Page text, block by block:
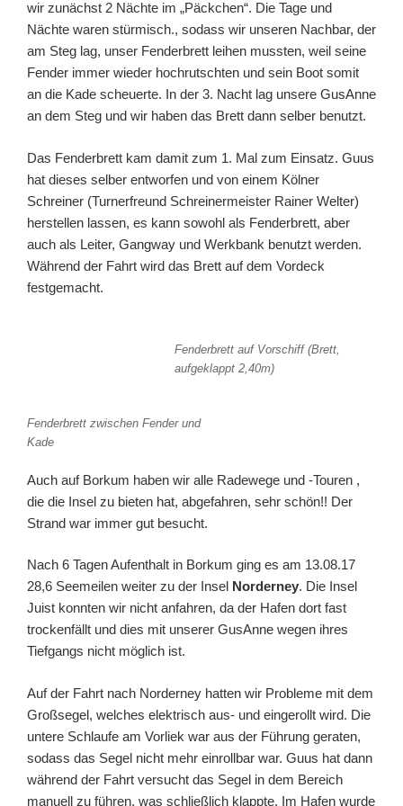
wir zunächst 2 Nächte im „Päckchen“. Die Tage und
Nächte waren stürmisch., sodass wir unseren Nachbar, der
am Steg lag, unser Fenderbrett leihen mussten, weil seine
Fender immer wieder hochrutschten und sein Boot somit
an die Kade scheuerte. In der 3. Nacht lag unsere GusAnne
an dem Steg und wir haben das Brett dann selber benutzt.
Das Fenderbrett kam damit zum 1. Mal zum Einsatz. Guus
hat dieses selber entworfen und von einem Kölner
Schreiner (Turnerfreund Schreinermeister Rainer Welter)
herstellen lassen, es kann sowohl als Fenderbrett, aber
auch als Leiter, Gangway und Werkbank benutzt werden.
Während der Fahrt wird das Brett auf dem Vordeck
festgemacht.
Fenderbrett auf Vorschiff (Brett,
aufgeklappt 2,40m)
Fenderbrett zwischen Fender und
Kade
Auch auf Borkum haben wir alle Radewege und -Touren ,
die die Insel zu bieten hat, abgefahren, sehr schön!! Der
Strand war immer gut besucht.
Nach 6 Tagen Aufenthalt in Borkum ging es am 13.08.17
28,6 Seemeilen weiter zu der Insel Norderney. Die Insel
Juist konnten wir nicht anfahren, da der Hafen dort fast
trockenfällt und dies mit unserer GusAnne wegen ihres
Tiefgangs nicht möglich ist.
Auf der Fahrt nach Norderney hatten wir Probleme mit dem
Großsegel, welches elektrisch aus- und eingerollt wird. Die
untere Schlaufe am Vorliek war aus der Führung geraten,
sodass das Segel nicht mehr einrollbar war. Guus hat dann
während der Fahrt versucht das Segel in dem Bereich
manuell zu führen, was schließlich klappte. Im Hafen wurde